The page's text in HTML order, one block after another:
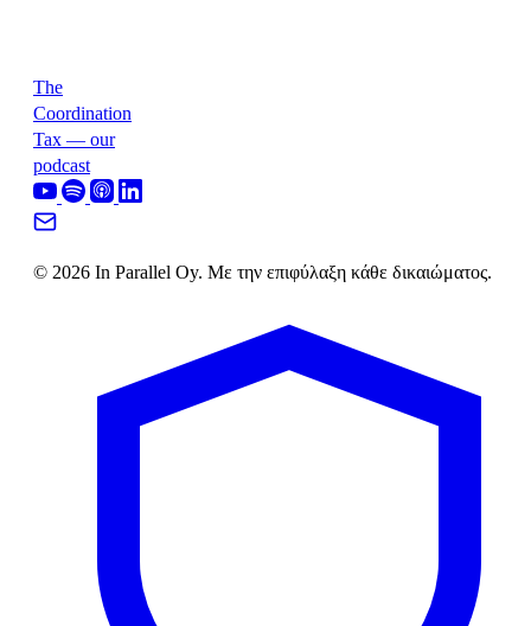
The
Coordination
Tax — our
podcast
© 2026 In Parallel Oy. Με την επιφύλαξη κάθε δικαιώματος.